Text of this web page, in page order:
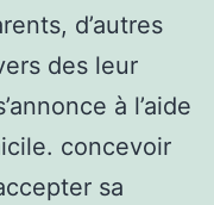
d’autres
des leur
à l’aide
concevoir
sa